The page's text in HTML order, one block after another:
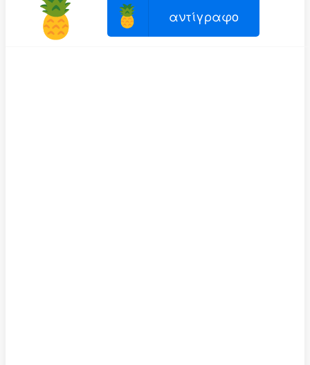
🍍 🍍 αντίγραφο